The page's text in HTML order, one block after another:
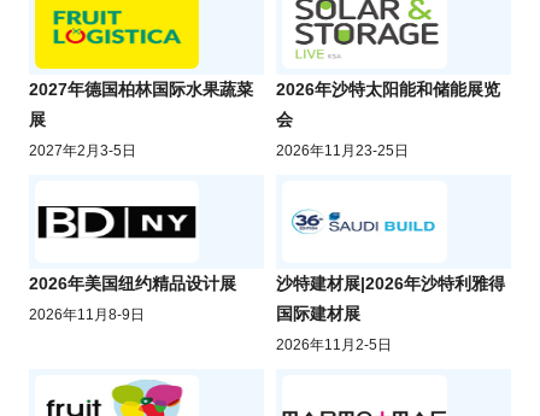
2027年德国柏林国际水果蔬菜
展
2027年2月3-5日
2026年沙特太阳能和储能展览
会
2026年11月23-25日
2026年美国纽约精品设计展
2026年11月8-9日
沙特建材展|2026年沙特利雅得
国际建材展
2026年11月2-5日